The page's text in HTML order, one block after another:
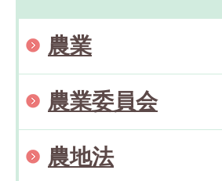
農業
農業委員会
農地法